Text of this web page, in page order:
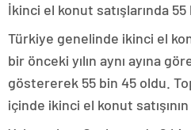
İkinci el konut satışlarında
Türkiye genelinde ikinci el
bir önceki yılın aynı ayına
göstererek 55 bin 45 oldu.
içinde ikinci el konut